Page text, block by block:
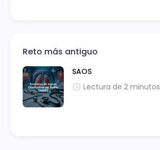
Reto más antiguo
SAOS
Lectura de 2 minutos